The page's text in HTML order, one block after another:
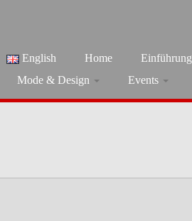
English Home Einführung
Mode & Design
Events